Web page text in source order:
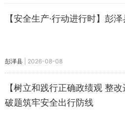
【安全生产·行动进行时】彭
彭泽县 2026-08-08
【树立和践行正确政绩观 整
破题筑牢安全出行防线